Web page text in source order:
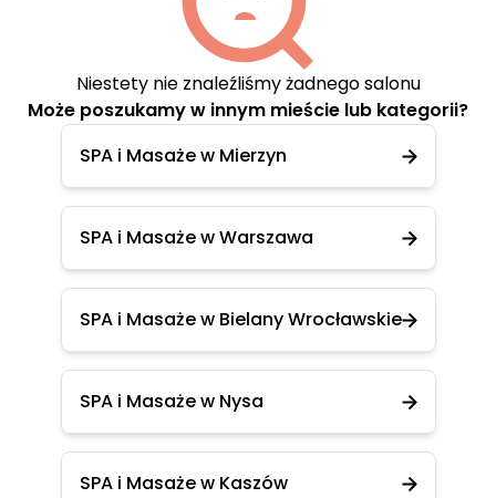
Niestety nie znaleźliśmy żadnego salonu
Może poszukamy w innym mieście lub kategorii?
SPA i Masaże w Mierzyn
SPA i Masaże w Warszawa
SPA i Masaże w Bielany Wrocławskie
SPA i Masaże w Nysa
SPA i Masaże w Kaszów